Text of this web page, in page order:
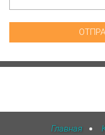
Главная